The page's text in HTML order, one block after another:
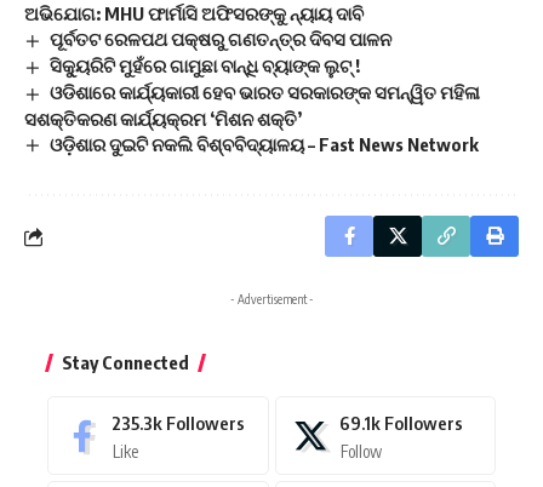
ଅଭିଯୋଗ: MHU ଫାର୍ମାସି ଅଫିସରଙ୍କୁ ନ୍ୟାୟ ଦାବି
ପୂର୍ବତଟ ରେଳପଥ ପକ୍ଷରୁ ଗଣତନ୍ତ୍ର ଦିବସ ପାଳନ
ସିକ୍ୟୁରିଟି ମୁହଁରେ ଗାମୁଛା ବାନ୍ଧି ବ୍ୟାଙ୍କ ଲୁଟ୍ !
ଓଡିଶାରେ କାର୍ଯ୍ୟକାରୀ ହେବ ଭାରତ ସରକାରଙ୍କ ସମନ୍ୱିତ ମହିଳା
ସଶକ୍ତିକରଣ କାର୍ଯ୍ୟକ୍ରମ ‘ମିଶନ ଶକ୍ତି’
ଓଡ଼ିଶାର ଦୁଇଟି ନକଲି ବିଶ୍ବବିଦ୍ୟାଳୟ – Fast News Network
- Advertisement -
Stay Connected
235.3k Followers
Like
69.1k Followers
Follow